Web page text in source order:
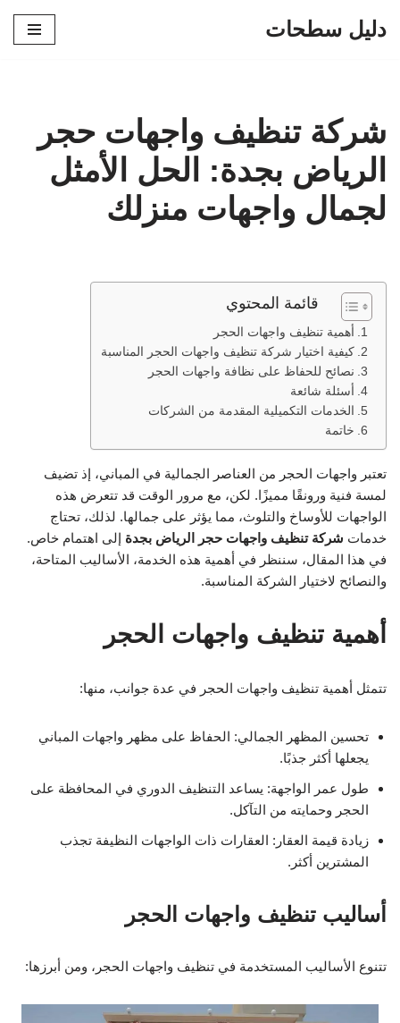
دليل سطحات
شركة تنظيف واجهات حجر
الرياض بجدة: الحل الأمثل
لجمال واجهات منزلك
قائمة المحتوي
أهمية تنظيف واجهات الحجر
كيفية اختيار شركة تنظيف واجهات الحجر المناسبة
نصائح للحفاظ على نظافة واجهات الحجر
أسئلة شائعة
الخدمات التكميلية المقدمة من الشركات
خاتمة
تعتبر واجهات الحجر من العناصر الجمالية في المباني، إذ تضيف
لمسة فنية ورونقًا مميزًا. لكن، مع مرور الوقت قد تتعرض هذه
الواجهات للأوساخ والتلوث، مما يؤثر على جمالها. لذلك، تحتاج
خدمات شركة تنظيف واجهات حجر الرياض بجدة إلى اهتمام خاص.
في هذا المقال، سننظر في أهمية هذه الخدمة، الأساليب المتاحة،
والنصائح لاختيار الشركة المناسبة.
أهمية تنظيف واجهات الحجر
تتمثل أهمية تنظيف واجهات الحجر في عدة جوانب، منها:
تحسين المظهر الجمالي: الحفاظ على مظهر واجهات المباني
يجعلها أكثر جذبًا.
طول عمر الواجهة: يساعد التنظيف الدوري في المحافظة على
الحجر وحمايته من التآكل.
زيادة قيمة العقار: العقارات ذات الواجهات النظيفة تجذب
المشترين أكثر.
أساليب تنظيف واجهات الحجر
تتنوع الأساليب المستخدمة في تنظيف واجهات الحجر، ومن أبرزها: